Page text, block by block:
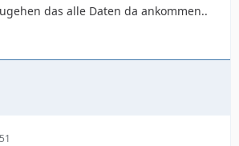
das alle Daten da ankommen..